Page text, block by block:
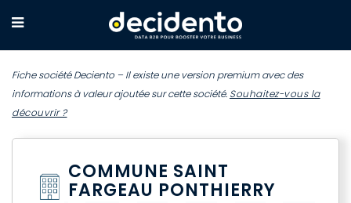
Fiche société Deciento – Il existe une version premium avec des
informations à valeur ajoutée sur cette société. Souhaitez-vous la
découvrir ?
COMMUNE SAINT
FARGEAU PONTHIERRY